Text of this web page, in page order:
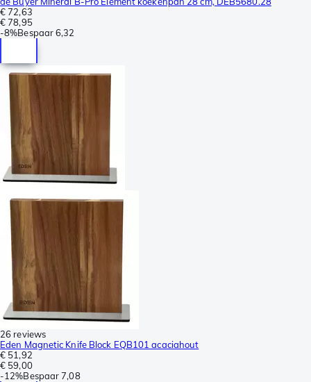
€ 72,63
€ 78,95
-8%Bespaar6,32
26 reviews
Eden Magnetic Knife Block EQB101 acaciahout
€ 51,92
€ 59,00
-12%Bespaar 7,08